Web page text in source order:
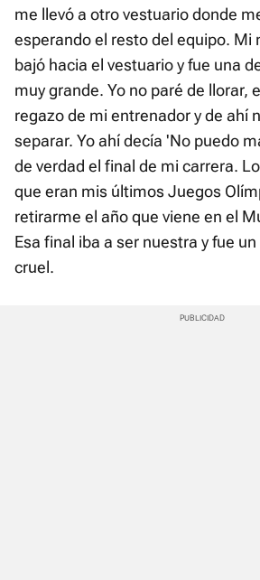
me llevó a otro vestuario donde
esperando el resto del equipo. Mi
bajó hacia el vestuario y fue una
muy grande. Yo no paré de llorar,
regazo de mi entrenador y de ahí
separar. Yo ahí decía 'No puedo
de verdad el final de mi carrera.
que eran mis últimos Juegos
retirarme el año que viene en el
Esa final iba a ser nuestra y fue
cruel.